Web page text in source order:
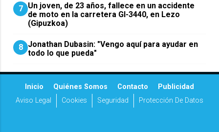
7 Un joven, de 23 años, fallece en un accidente
de moto en la carretera GI-3440, en Lezo
(Gipuzkoa)
8 Jonathan Dubasin: "Vengo aquí para ayudar en
todo lo que pueda"
Inicio Quiénes Somos Contacto
Publicidad
Aviso Legal
Cookies Seguridad Protección De Datos